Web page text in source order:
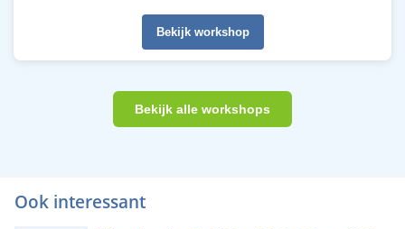
Bekijk workshop
Bekijk alle workshops
Ook interessant